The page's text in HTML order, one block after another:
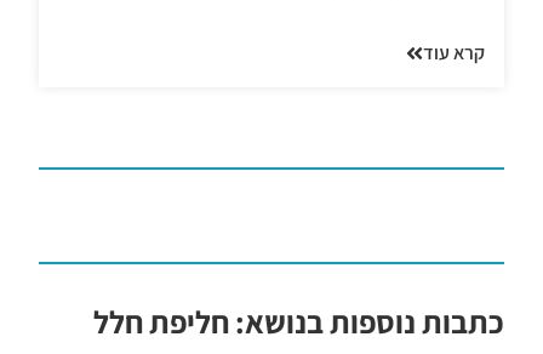
קרא עוד
כתבות נוספות בנושא: חליפת חלל